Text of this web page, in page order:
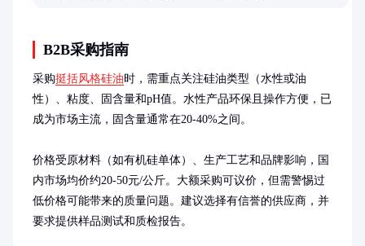
B2B采购指南
采购挺括风格硅油时，需重点关注硅油类型（水性或油
性）、粘度、固含量和pH值。水性产品环保且操作方便，已
成为市场主流，固含量通常在20-40%之间。
价格受原材料（如有机硅单体）、生产工艺和品牌影响，国
内市场均价约20-50元/公斤。大额采购可议价，但需警惕过
低价格可能带来的质量问题。建议选择有信誉的供应商，并
要求提供样品测试和质检报告。